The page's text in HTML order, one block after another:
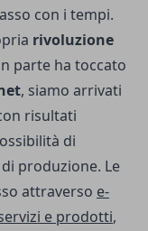
con i tempi.
rivoluzione
parte ha toccato
, siamo arrivati
risultati
di
produzione. Le
attraverso e-
e prodotti,